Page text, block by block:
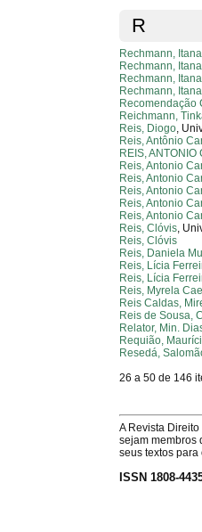
R
Rechmann,
Rechmann,
Rechmann,
Rechmann,
Recomendação
Reichmann,
Reis, Diogo ,
Reis, Antônio
REIS, ANTONIO
Reis, Antonio
Reis, Antonio
Reis, Antonio
Reis, Antonio
Reis, Antonio
Reis, Clóvis ,
Reis, Clóvis
Reis, Daniela
Reis, Lícia
Reis, Lícia
Reis, Myrela
Reis Caldas,
Reis de Sousa,
Relator, Min.
Requião,
Resedá,
26 a 50 de
A Revista
sejam membros
seus textos
ISSN 1808-